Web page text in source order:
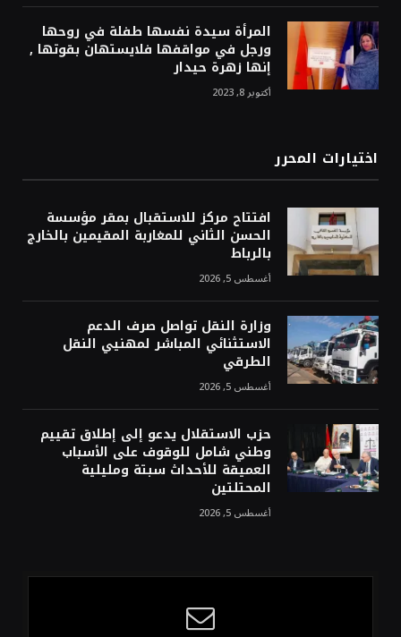
المرأة سيدة نفسها طفلة في روحها
ورجل في مواقفها فلايستهان بقوتها ,
إنها زهرة حيدار
أكتوبر 8, 2023
اختيارات المحرر
افتتاح مركز للاستقبال بمقر مؤسسة
الحسن الثاني للمغاربة المقيمين بالخارج
بالرباط
أغسطس 5, 2026
وزارة النقل تواصل صرف الدعم
الاستثنائي المباشر لمهنيي النقل
الطرقي
أغسطس 5, 2026
حزب الاستقلال يدعو إلى إطلاق تقييم
وطني شامل للوقوف على الأسباب
العميقة للأحداث سبتة ومليلية
المحتلتين
أغسطس 5, 2026